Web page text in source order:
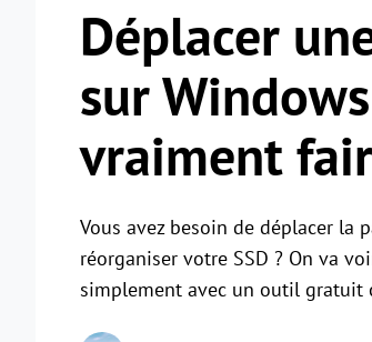
Déplacer
sur
vraiment
Vous avez besoin de déplacer la
réorganiser votre SSD ? On va
simplement avec un outil gratuit